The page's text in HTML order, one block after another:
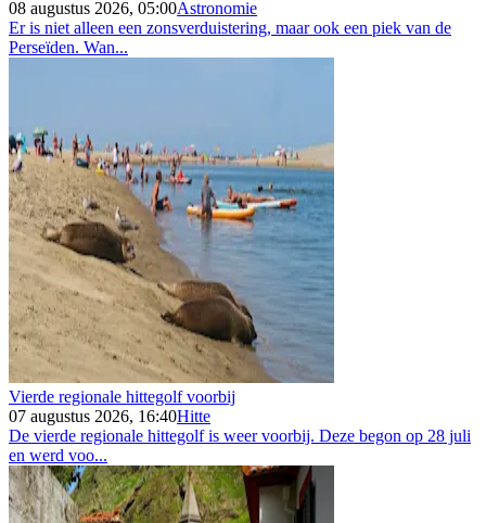
08 augustus 2026, 05:00Astronomie
Er is niet alleen een zonsverduistering, maar ook een piek van de
Perseïden. Wan...
Vierde regionale hittegolf voorbij
07 augustus 2026, 16:40Hitte
De vierde regionale hittegolf is weer voorbij. Deze begon op 28 juli
en werd voo...